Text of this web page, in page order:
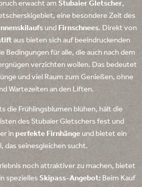
erwacht am Stubaier Gletscher,
eine besondere Zeit des
und Firnschnees. Direkt von
aus bieten sich auf beeindruckenden
Bedingungen für alle, die auch nach dem
verzichten wollen. Das bedeutet
und viel Raum zum Genießen, ohne
Wartezeiten an den Liften.
die Frühlingsblumen blühen, hält die
des Stubaier Gletschers fest und
in perfekte Firnhänge und bietet ein
das seinesgleichen sucht.
noch attraktiver zu machen, bietet
spezielles Skipass-Angebot:Beim Kauf